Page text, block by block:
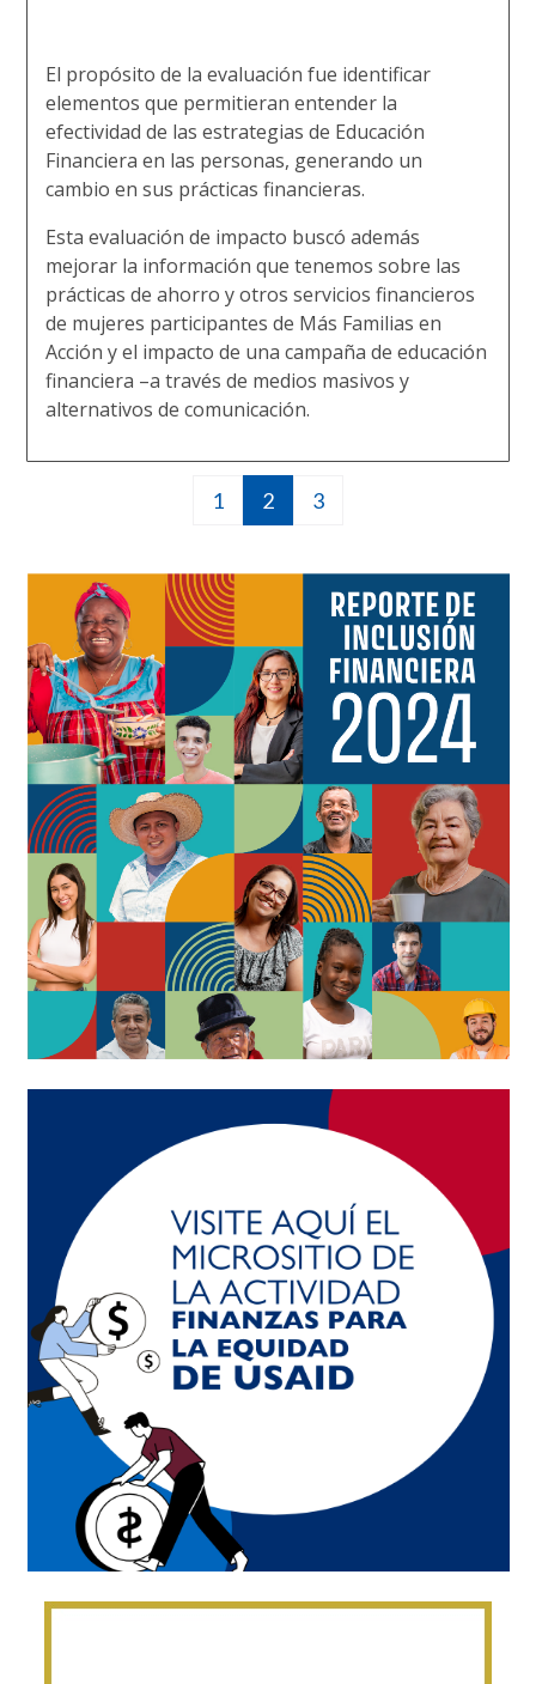
El propósito de la evaluación fue identificar
elementos que permitieran entender la
efectividad de las estrategias de Educación
Financiera en las personas, generando un
cambio en sus prácticas financieras.
Esta evaluación de impacto buscó además
mejorar la información que tenemos sobre las
prácticas de ahorro y otros servicios financieros
de mujeres participantes de Más Familias en
Acción y el impacto de una campaña de educación
financiera –a través de medios masivos y
alternativos de comunicación.
Página
1
Página
actual
2 Página
3